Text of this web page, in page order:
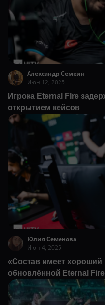
Александр Семкин
Июн 12, 2025
Игрока Eternal FIre
открытием кейсов
Юлия Семенова
Июн 4, 2025
«Состав имеет хороший
обновлённой Eternal Fire